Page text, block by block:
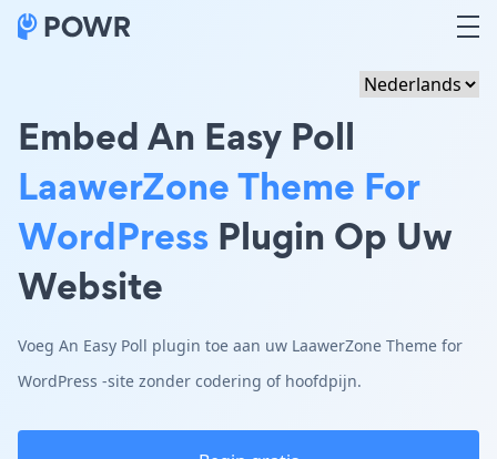
Embed An Easy Poll
LaawerZone Theme For
WordPress Plugin Op Uw
Website
Voeg An Easy Poll plugin toe aan uw LaawerZone Theme for
WordPress -site zonder codering of hoofdpijn.